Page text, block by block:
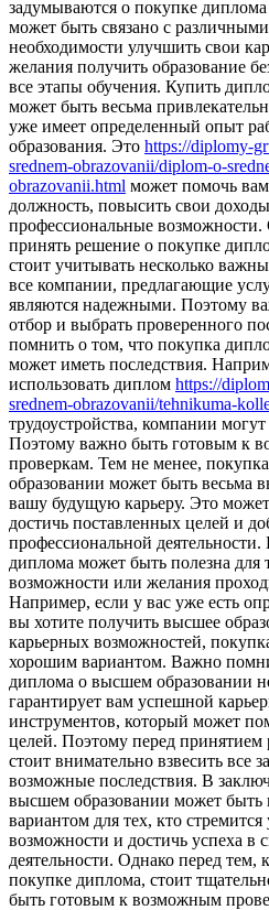
задумываются о покупке
может быть связано с
необходимости улучшить свои
желания получить образование
все этапы обучения. Купить
может быть весьма
уже имеет определенный опыт
образования. Это https://diplomy-
srednem-obrazovanii/diplom-o-
obrazovanii.html может помочь
должность, повысить свои
профессиональные возможности.
принять решение о покупке
стоит учитывать несколько
все компании, предлагающие
являются надежными. Поэтому
отбор и выбрать проверенного
помнить о том, что покупка
может иметь последствия.
использовать диплом https://
srednem-obrazovanii/tehnikuma-
трудоустройства, компании
Поэтому важно быть готовым к
проверкам. Тем не менее,
образовании может быть весьма
вашу будущую карьеру. Это
достичь поставленных целей и
профессиональной
диплома может быть полезна для
возможности или желания
Например, если у вас уже есть
вы хотите получить высшее
карьерных возможностей,
хорошим вариантом. Важно
диплома о высшем образовании
гарантирует вам успешной
инструментов, который может
целей. Поэтому перед
стоит внимательно взвесить все
возможные последствия. В
высшем образовании может быть
вариантом для тех, кто
возможности и достичь успеха в
деятельности. Однако перед тем,
покупке диплома, стоит
быть готовым к возможным